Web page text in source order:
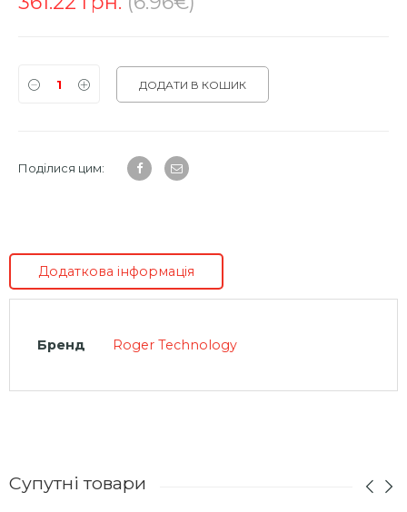
ДОДАТИ В КОШИК
Поділися цим:
Додаткова інформація
Бренд Roger Technology
Супутні товари